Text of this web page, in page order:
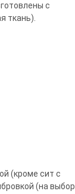
с
ткань).
(кроме сит с
(на выбор